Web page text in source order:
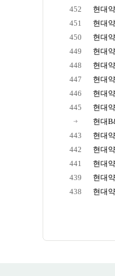
452
현대
451
현대
450
현대
449
현대
448
현대
447
현대
446
현대
445
현대
현대
443
현대
442
현대
441
현대
439
현대
438
현대